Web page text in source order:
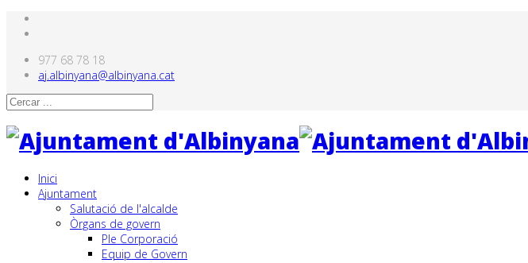
977 68 78 18
aj.albinyana@albinyana.cat
Inici
Ajuntament
Salutació de l'alcalde
Òrgans de govern
Ple Corporació
Equip de Govern